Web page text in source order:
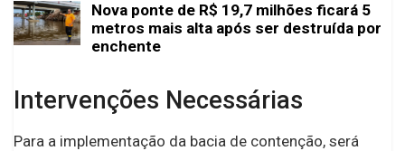
Nova ponte de R$ 19,7 milhões ficará 5
metros mais alta após ser destruída por
enchente
Intervenções Necessárias
Para a implementação da bacia de contenção, será